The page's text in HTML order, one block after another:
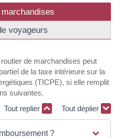
voyageurs
de marchandises peut
de la taxe intérieure sur la
(TICPE), si elle remplit
suivantes.
Tout replier
Tout déplier
?